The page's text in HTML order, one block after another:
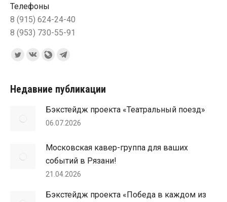
Телефоны
8 (915) 624-24-40
8 (953) 730-55-91
Ищите нас:
Страница
открывается
Страница
открывается
новом
окне
Страница
Livejournal
в
новом
Страница
открывается
новом
окне
Недавние публикации
Бэкстейдж проекта «Театральный поезд»
06.07.2026
Московская кавер-группа для ваших
событий в Рязани!
21.04.2026
Бэкстейдж проекта «Победа в каждом из